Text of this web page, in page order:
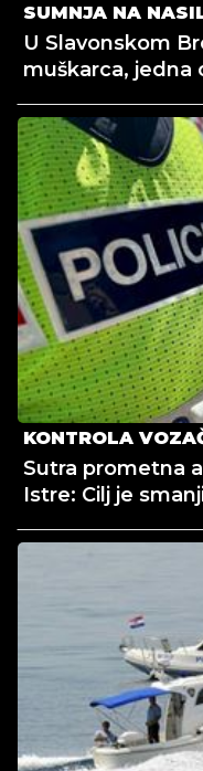
SUMNJA NA
U Slavonskom
muškarca, jedna
KONTROLA
Sutra prometna
Istre: Cilj je